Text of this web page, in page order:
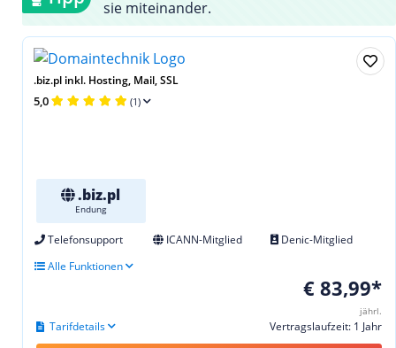
sie miteinander.
.biz.pl inkl. Hosting, Mail, SSL
5,0 (1)
.biz.pl
Endung
Telefonsupport ICANN-Mitglied
Denic-Mitglied
Alle Funktionen
€ 83,99*
jährl.
Vertragslaufzeit: 1 Jahr
Tarifdetails